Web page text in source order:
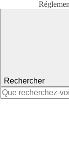
Rechercher
Rechercher :